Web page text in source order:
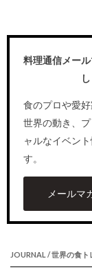
料理通信メー
食のプロや愛
世界の動き、
ャルなイベン
す。
メールマ
JOURNAL / 世界の食ト